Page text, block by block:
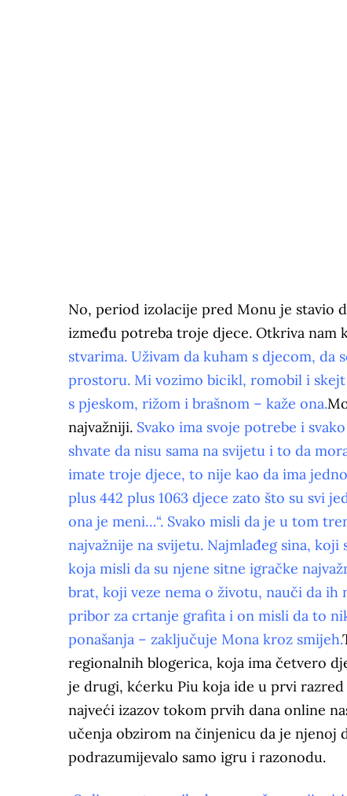
No, period izolacije pred Monu je stavio
između potreba troje djece. Otkriva nam
stvarima. Uživam da kuham s djecom,
prostoru. Mi vozimo bicikl, romobil i
s pjeskom, rižom i brašnom – kaže ona.
najvažniji. Svako ima svoje potrebe i
shvate da nisu sama na svijetu i to da
imate troje djece, to nije kao da ima
plus 442 plus 1063 djece zato što su svi
ona je meni…“. Svako misli da je u tom
najvažnije na svijetu. Najmlađeg sina,
koja misli da su njene sitne igračke
brat, koji veze nema o životu, nauči da ih
pribor za crtanje grafita i on misli da to
ponašanja – zaključuje Mona kroz smijeh.
regionalnih blogerica, koja ima četvero
je drugi, kćerku Piu koja ide u prvi
najveći izazov tokom prvih dana online
učenja obzirom na činjenicu da je njenoj
podrazumijevalo samo igru i razonodu.